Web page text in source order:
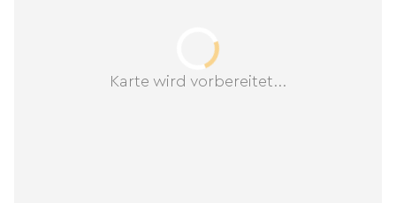
Karte wird vorbereitet...